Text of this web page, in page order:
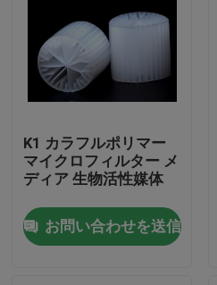
家
K1 カラフルポリマー
マイクロフィルター メ
ディア 生物活性媒体
お問い合わせを送信